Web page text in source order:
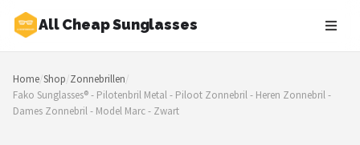
All Cheap Sunglasses
Zoeken
NAVIGATIE
Shop
Home/Shop/Zonnebrillen/
Fako Sunglasses® - Pilotenbril Metal - Piloot Zonnebril - Heren Zonnebril -
Dames Zonnebril - Model Marc - Zwart